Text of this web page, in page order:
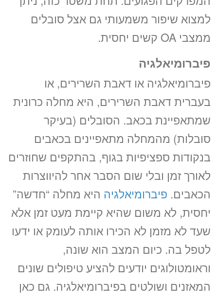
למצוא שיפור משמעותי גם אצל סובלים
ממצבי OA קשים יחסית.
פיברומיאלגיה
פיברומיאלגיה או דאבת השרירים, או
בעברית דאבת השרירים, היא מחלה כרונית
שמתאפיינת בכאב. הסובלים (בעיקר
סובלות) מהמחלה מתאפיינים בכאבים
בנקודות ספציפיות בגוף, בהתקפים שחוזרים
לאורך זמן ובלי שום הסבר אחר להיווצרות
הכאבים. פיברומיאלגיה היא מחלה “חדשה”
יחסית, לא משום שהיא קיימת מעט זמן אלא
שעד לא מזמן לא הכירו אותה לעומק או ידעו
לטפל בה. כיום המצב הוא שונה,
וראומטולוגים יודעים להציע טיפולים שונים
המאזנים ושולטים בפיברומיאלגיה. גם כאן